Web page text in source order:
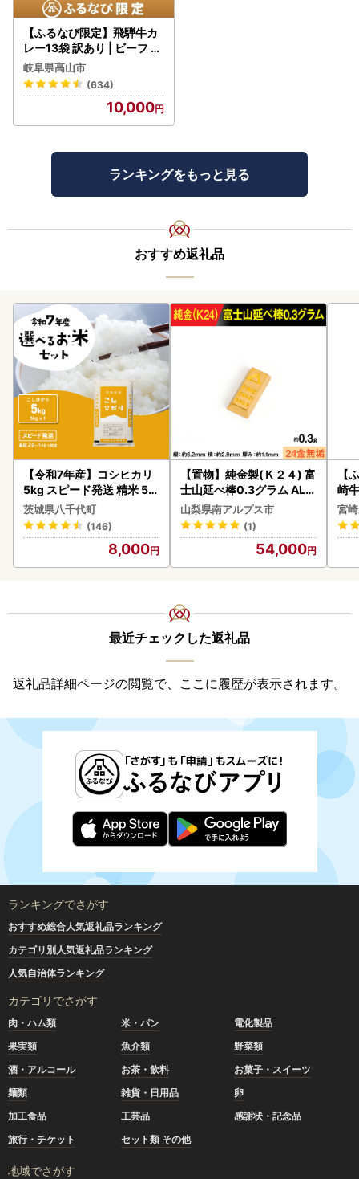
【ふるなび限定】飛騨牛カ
レー13袋 訳あり | ビーフ レ
トルト 訳あり DC006-CP
01 FN-Limited-VO
岐阜県高山市
(634)
10,000
ランキングをもっと見る
おすすめ返礼品
【令和7年産】コシヒカリ
5kg スピード発送 精米 5k
g x 1袋 白米 茨城県 八千代
町
茨城県八千代町
(146)
8,000
【置物】純金製(Ｋ２４) 富
士山延べ棒0.3グラム ALP
BK193
山梨県南アルプス市
(1)
54,000
【
崎
-VO
宮
最近チェックした返礼品
返礼品詳細ページの閲覧で、ここに履歴が表示されます。
ランキングでさがす
おすすめ総合人気返礼品ランキング
カテゴリ別人気返礼品ランキング
人気自治体ランキング
カテゴリでさがす
肉・ハム類 米・パン
電化製品
果実類
魚介類
野菜類
酒・アルコール
お茶・飲料
お菓子・スイーツ
麺類
雑貨・日用品
卵
加工食品
工芸品
感謝状・記念品
旅行・チケット
セット類 その他
地域でさがす